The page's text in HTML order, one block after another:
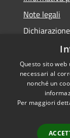
Note legali
Accessibilità
Privacy
Mappa del sito
Questo sito
necessari al
nonché un
Per maggiori